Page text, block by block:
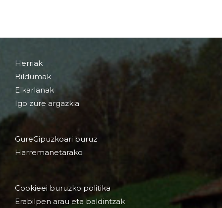
Herriak
Bildumak
Elkarlanak
Igo zure argazkia
GureGipuzkoari buruz
Harremanetarako
Cookieei buruzko politika
Erabilpen arau eta baldintzak